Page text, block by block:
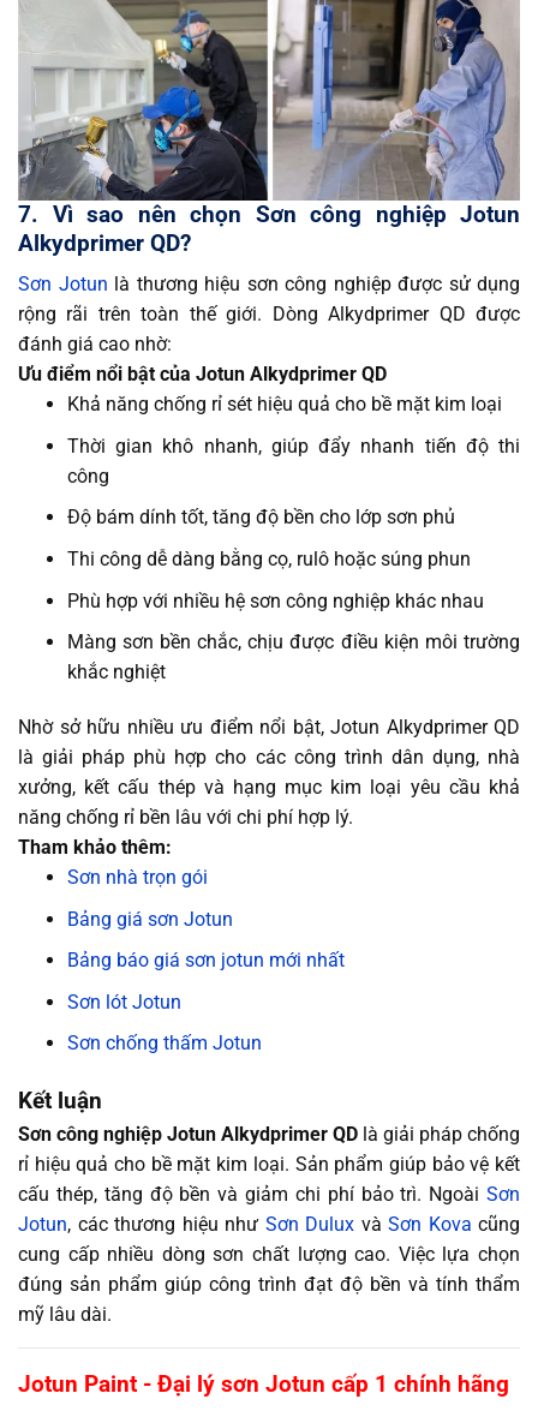
7. Vì sao nên chọn Sơn công nghiệp Jotun
Alkydprimer QD?
Sơn Jotun là thương hiệu sơn công nghiệp được sử dụng
rộng rãi trên toàn thế giới. Dòng Alkydprimer QD được
đánh giá cao nhờ:
Ưu điểm nổi bật của Jotun Alkydprimer QD
Khả năng chống rỉ sét hiệu quả cho bề mặt kim loại
Thời gian khô nhanh, giúp đẩy nhanh tiến độ thi
công
Độ bám dính tốt, tăng độ bền cho lớp sơn phủ
Thi công dễ dàng bằng cọ, rulô hoặc súng phun
Phù hợp với nhiều hệ sơn công nghiệp khác nhau
Màng sơn bền chắc, chịu được điều kiện môi trường
khắc nghiệt
Nhờ sở hữu nhiều ưu điểm nổi bật, Jotun Alkydprimer QD
là giải pháp phù hợp cho các công trình dân dụng, nhà
xưởng, kết cấu thép và hạng mục kim loại yêu cầu khả
năng chống rỉ bền lâu với chi phí hợp lý.
Tham khảo thêm:
Sơn nhà trọn gói
Bảng giá sơn Jotun
Bảng báo giá sơn jotun mới nhất
Sơn lót Jotun
Sơn chống thấm Jotun
Kết luận
Sơn công nghiệp Jotun Alkydprimer QD là giải pháp chống
rỉ hiệu quả cho bề mặt kim loại. Sản phẩm giúp bảo vệ kết
cấu thép, tăng độ bền và giảm chi phí bảo trì. Ngoài Sơn
Jotun, các thương hiệu như Sơn Dulux và Sơn Kova cũng
cung cấp nhiều dòng sơn chất lượng cao. Việc lựa chọn
đúng sản phẩm giúp công trình đạt độ bền và tính thẩm
mỹ lâu dài.
Jotun Paint - Đại lý sơn Jotun cấp 1 chính hãng